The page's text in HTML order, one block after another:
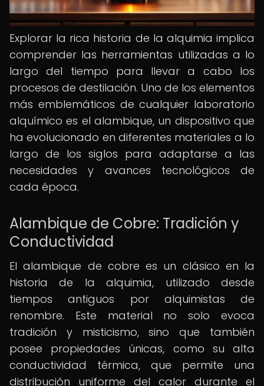
Explorar la rica historia de la alquimia implica
comprender las herramientas utilizadas a lo
largo del tiempo para llevar a cabo los
procesos de destilación. Uno de los elementos
más emblemáticos de cualquier laboratorio
alquímico es el alambique, un dispositivo que
ha evolucionado en diferentes materiales a lo
largo de los siglos para adaptarse a las
necesidades y avances tecnológicos de
cada época.
Alambique de Cobre: Tradición y
Conductividad
El alambique de cobre es un clásico en la
historia de la alquimia, utilizado desde
tiempos antiguos por alquimistas de
renombre. Este material no solo evoca
tradición y misticismo, sino que también
posee propiedades únicas, como su alta
conductividad térmica, que permite una
distribución uniforme del calor durante el